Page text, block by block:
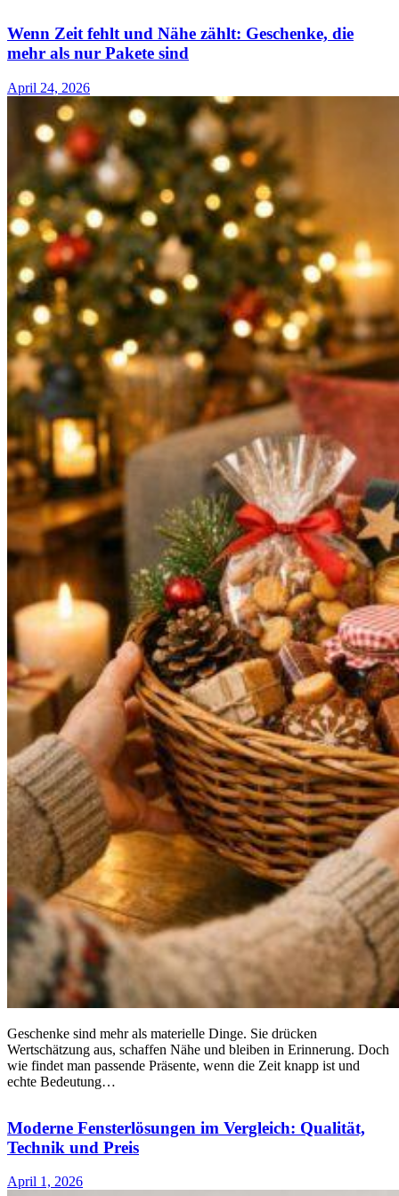
Wenn Zeit fehlt und Nähe zählt: Geschenke, die
mehr als nur Pakete sind
April 24, 2026
Geschenke sind mehr als materielle Dinge. Sie drücken
Wertschätzung aus, schaffen Nähe und bleiben in Erinnerung. Doch
wie findet man passende Präsente, wenn die Zeit knapp ist und
echte Bedeutung…
Moderne Fensterlösungen im Vergleich: Qualität,
Technik und Preis
April 1, 2026